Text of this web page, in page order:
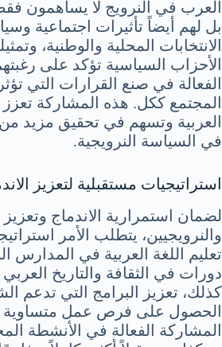
العرب في النرويج لا يساهمون فقط
بل لهم أيضاً تأثيرات اجتماعية
الانتخابات المحلية والوطنية،
الأحزاب السياسية تؤكد على
الفعالة في صنع القرارات التي
المجتمع ككل. هذه المشاركة تعزز
العربية وتسهم في تحقيق مزيد من
في السياسة النرويجية.
استراتيجيات مستقبلية لتعزيز
لضمان استمرارية الاندماج
والنرويجيين، يتطلب الأمر
تعليم اللغة العربية في المدارس
دورات في الثقافة والتاريخ
كذلك، تعزيز البرامج التي تدعم
الحصول على فرص عمل متساوية
المشاركة الفعالة في الأنشطة